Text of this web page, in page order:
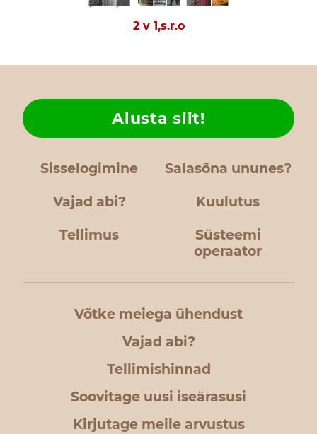
2 v 1,s.r.o
Sisselogimine Salasõna ununes?
Vajad abi?
Alusta siit!
Kuulutus
Tellimus
Süsteemi
operaator
Võtke meiega ühendust
Vajad abi?
Tellimishinnad
Soovitage uusi iseärasusi
Kirjutage meile arvustus